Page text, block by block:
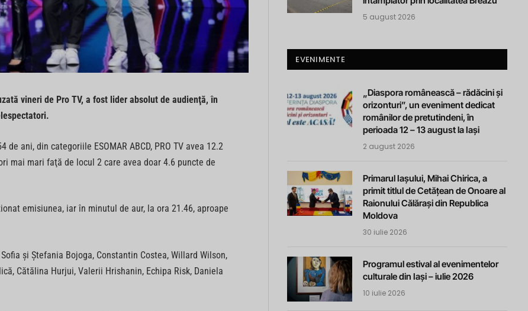
vineri de Pro TV, a fost lider absolut de audienţă, în
ani, din categoriile ESOMAR ABCD, PRO TV avea 12.2
mai mari faţă de locul 2 care avea doar 4.6 puncte de
emisiunea, iar în minutul de aur, la ora 21.46, aproape
şi Ştefania Bojoga, Constantin Costea, Willard Wilson,
Cătălina Hurjui, Valerii Hrishanin, Echipa Risk, Daniela
5 august 2026
EVENIMENTE
„Diaspora românească – rădăcini și
orizonturi”, un eveniment dedicat
românilor de pretutindeni, în
perioada 12 – 13 august la Iași
2 august 2026
Primarul Iașului, Mihai Chirica, a
primit titlul de Cetățean de Onoare al
Raionului Călărași din Republica
Moldova
30 iulie 2026
Programul estival al evenimentelor
culturale din Iași – iulie 2026
10 iulie 2026